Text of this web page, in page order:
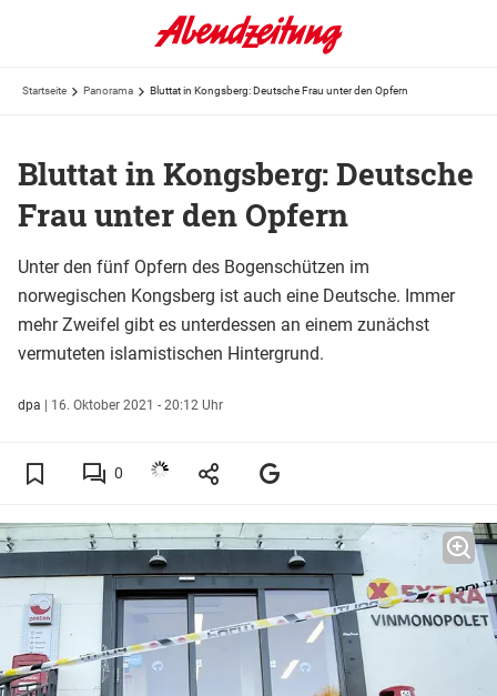
Startseite Panorama Bluttat in Kongsberg: Deutsche Frau unter den Opfern
Bluttat in Kongsberg: Deutsche
Frau unter den Opfern
Unter den fünf Opfern des Bogenschützen im
norwegischen Kongsberg ist auch eine Deutsche. Immer
mehr Zweifel gibt es unterdessen an einem zunächst
vermuteten islamistischen Hintergrund.
dpa | 16. Oktober 2021 - 20:12 Uhr
0